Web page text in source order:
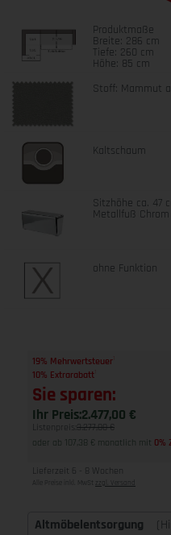
Produktmaße
Breite: 286 cm
Tiefe: 260 cm
Höhe: 85 cm
Stoff: Mammut
Kaltschaum
Sitzhöhe ca. 47
Metallfuß Chrom
ohne Funktion
19% Mehrwertsteuer
10% Extrarabatt
Sie sparen:
Ihr Preis:2.477,00 €
Listenpreis: 3.277,00 €
oder ab 107,38 € monatlich mit 0%
Lieferzeit 6 - 8 Wochen
Alle Preise inkl. MwSt zzgl. Versand
Altmöbelentsorgung